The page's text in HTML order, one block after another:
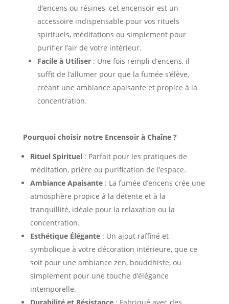
d’encens ou résines, cet encensoir est un
accessoire indispensable pour vos rituels
spirituels, méditations ou simplement pour
purifier l’air de votre intérieur.
Facile à Utiliser: Une fois rempli d’encens, il
suffit de l’allumer pour que la fumée s’élève,
créant une ambiance apaisante et propice à la
concentration.
Pourquoi choisir notre Encensoir à Chaîne ?
Rituel Spirituel: Parfait pour les pratiques de
méditation, prière ou purification de l’espace.
Ambiance Apaisante: La fumée d’encens crée une
atmosphère propice à la détente et à la
tranquillité, idéale pour la relaxation ou la
concentration.
Esthétique Élégante: Un ajout raffiné et
symbolique à votre décoration intérieure, que ce
soit pour une ambiance zen, bouddhiste, ou
simplement pour une touche d’élégance
intemporelle.